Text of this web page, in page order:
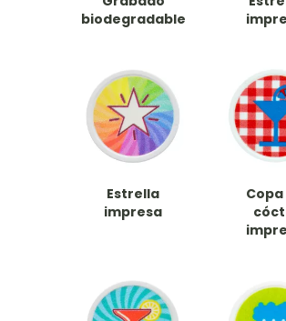
biodegradable
Estrella
impresa
Copa